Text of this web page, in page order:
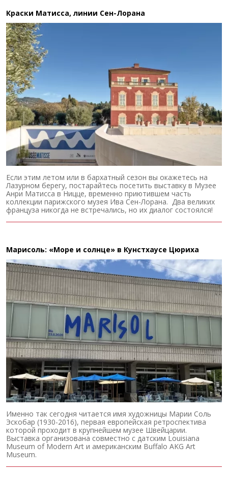
Краски Матисса, линии Сен-Лорана
Если этим летом или в бархатный сезон вы окажетесь на
Лазурном берегу, постарайтесь посетить выставку в Музее
Анри Матисса в Ницце, временно приютившем часть
коллекции парижского музея Ива Сен-Лорана. Два великих
француза никогда не встречались, но их диалог состоялся!
Марисоль: «Море и солнце» в Кунстхаусе Цюриха
Именно так сегодня читается имя художницы Марии Соль
Эскобар (1930-2016), первая европейская ретроспектива
которой проходит в крупнейшем музее Швейцарии.
Выставка организована совместно с датским Louisiana
Museum of Modern Art и американским Buffalo AKG Art
Museum.